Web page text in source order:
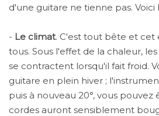
d'une guitare ne tienne pas. Voici
- Le climat. C'est tout bête et cet
tous. Sous l'effet de la chaleur,
se contractent lorsqu'il fait froid.
guitare en plein hiver ;
puis à nouveau 20°, vous pouvez
cordes auront sensiblement